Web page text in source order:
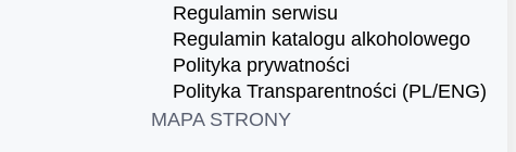
Regulamin serwisu
Regulamin katalogu alkoholowego
Polityka prywatności
Polityka Transparentności (PL/ENG)
MAPA STRONY